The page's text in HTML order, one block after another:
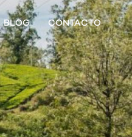
BLOG CONTACTO